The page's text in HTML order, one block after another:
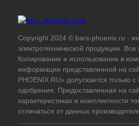
Copyright 2024 © bars-phoenix.ru -
электротехнической продукции.
Копирование и использование в
информации представленной на
PHOENIX.RU» допускается только
одобрения. Предоставленная на
характеристиках и комплектности
отличаться от данных